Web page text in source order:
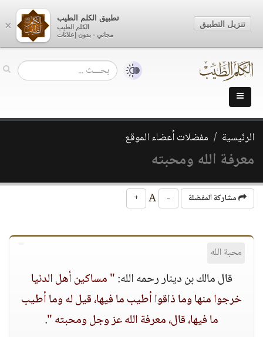
الرئيسية مفضلات أعضاء الموقع
معرفة الله ومحبته
مشاركة المفضلة -
+
محبة الله
قال مالك بن دينار رحمه الله:" مساكين أهل الدنيا
خرجوا منها وما ذاقوا أطيب ما فيها، قيل له وما أطيب
ما فيها، قال، معرفة الله عز وجل ومحبته ".
×
تطبيق الكلم الطيب
الكلم الطيب
مجاني - بدون إعلانات
تنزيل التطبيق